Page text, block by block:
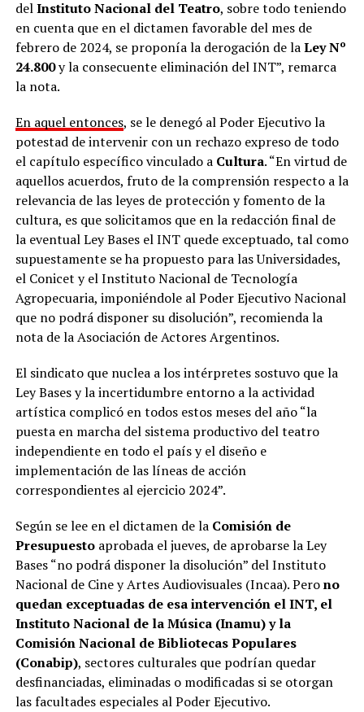
delInstituto Nacional del Teatro, sobre todo teniendo
en cuenta que en el dictamen favorable del mes de
febrero de 2024, se proponía la derogación de laLey Nº
24.800y la consecuente eliminación del INT”, remarca
la nota.
En aquel entonces, se le denegó al Poder Ejecutivo la
potestad de intervenir con un rechazo expreso de todo
el capítulo específico vinculado aCultura. “En virtud de
aquellos acuerdos, fruto de la comprensión respecto a la
relevancia de las leyes de protección y fomento de la
cultura, es que solicitamos que en la redacción final de
la eventual Ley Bases el INT quede exceptuado, tal como
supuestamente se ha propuesto para las Universidades,
el Conicet y el Instituto Nacional de Tecnología
Agropecuaria, imponiéndole al Poder Ejecutivo Nacional
que no podrá disponer su disolución”, recomienda la
nota de la Asociación de Actores Argentinos.
El sindicato que nuclea a los intérpretes sostuvo que la
Ley Bases y la incertidumbre entorno a la actividad
artística complicó en todos estos meses del año “la
puesta en marcha del sistema productivo del teatro
independiente en todo el país y el diseño e
implementación de las líneas de acción
correspondientes al ejercicio 2024”.
Según se lee en el dictamen de la Comisión de
Presupuestoaprobada el jueves, de aprobarse la Ley
Bases “no podrá disponer la disolución” del Instituto
Nacional de Cine y Artes Audiovisuales (Incaa). Perono
quedan exceptuadas de esa intervención el INT, el
Instituto Nacional de la Música (Inamu) y la
Comisión Nacional de Bibliotecas Populares
(Conabip), sectores culturales que podrían quedar
desfinanciadas, eliminadas o modificadas si se otorgan
las facultades especiales al Poder Ejecutivo.